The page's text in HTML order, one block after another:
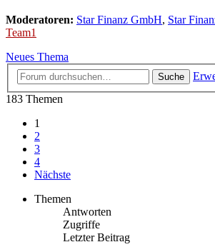
Moderatoren: Star Finanz GmbH, Star
Team1
Neues Thema
Suche
183 Themen
1
2
3
4
Nächste
Themen
Antworten
Zugriffe
Letzter Beitrag